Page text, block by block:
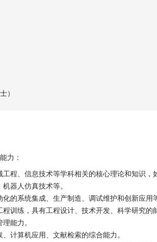
）
力：
程、信息技术等学科相关的核心理论和知识
器人仿真技术等。
的系统集成、生产制造、调试维护和创新应用
程训练，具有工程设计、技术开发、科学研究
能力。
计算机应用、文献检索的综合能力。